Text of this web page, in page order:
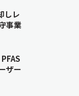
しレ
事業
ザー